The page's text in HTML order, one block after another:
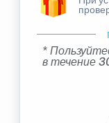
*
в течение